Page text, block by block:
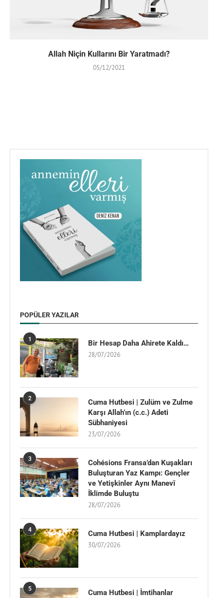
Allah Niçin Kullarını Bir Yaratmadı?
05/12/2021
POPÜLER YAZILAR
1 Bir Hesap Daha Ahirete Kaldı…
28/07/2026
2
Cuma Hutbesi | Zulüm ve Zulme
Karşı Allah’ın (c.c.) Adeti
Sübhaniyesi
23/07/2026
3
Cohésions Fransa’dan Kuşakları
Buluşturan Yaz Kampı: Gençler
ve Yetişkinler Aynı Manevî
İklimde Buluştu
28/07/2026
4 Cuma Hutbesi | Kamplardayız
30/07/2026
5
Cuma Hutbesi | İmtihanlar